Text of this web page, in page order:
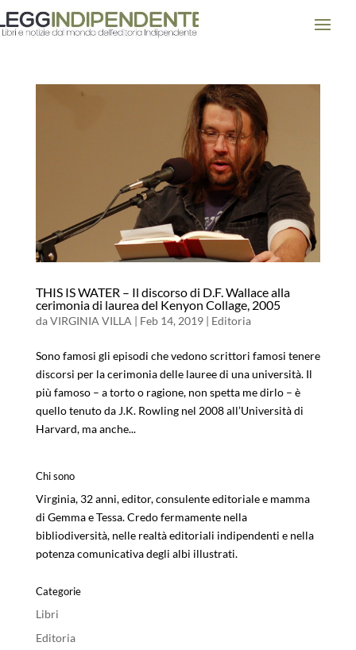
THIS IS WATER – Il discorso di D.F. Wallace alla
cerimonia di laurea del Kenyon Collage, 2005
daVIRGINIA VILLA | Feb 14, 2019| Editoria
Sono famosi gli episodi che vedono scrittori famosi tenere
discorsi per la cerimonia delle lauree di una università. Il
più famoso – a torto o ragione, non spetta me dirlo – è
quello tenuto da J.K. Rowling nel 2008 all’Università di
Harvard, ma anche...
Chi sono
Virginia, 32 anni, editor, consulente editoriale e mamma
di Gemma e Tessa. Credo fermamente nella
bibliodiversità, nelle realtà editoriali indipendenti e nella
potenza comunicativa degli albi illustrati.
Categorie
Libri
Editoria